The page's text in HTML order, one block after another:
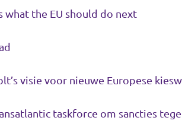
what the EU should do next
visie voor nieuwe Europese
taskforce om sancties